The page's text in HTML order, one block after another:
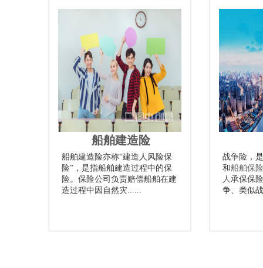
船舶建造险
船舶建造险亦称“建造人风险保
险”，是指船舶建造过程中的保
险。保险公司负责赔偿船舶在建
造过程中因自然灾......
战争险，
和船舶保险
人承保保
争、类似